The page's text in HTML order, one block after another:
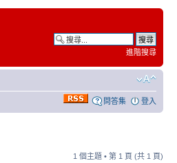
進階搜尋
問答集 登入
1 個主題 • 第 1 頁 (共 1 頁)